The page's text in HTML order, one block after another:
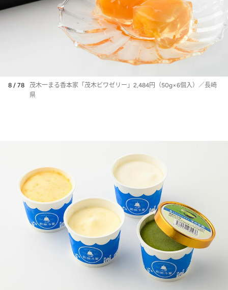
8 / 78
茂木一まる香本家「茂木ビワゼリー」2,484円（50g×6個入）／長崎
県